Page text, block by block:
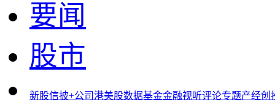
要闻
股市
新股信披+公司港美股数据基金金融视听评论专题产经创